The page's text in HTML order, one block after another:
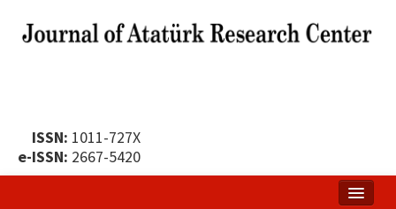
ISSN: 1011-727X
e-ISSN: 2667-5420